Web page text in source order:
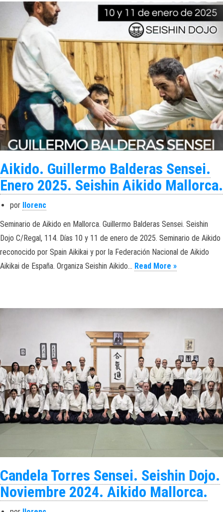
Aikido. Guillermo Balderas Sensei.
Enero 2025. Seishin Aikido Mallorca.
por llorenc
Seminario de Aikido en Mallorca. Guillermo Balderas Sensei. Seishin
Dojo C/Regal, 114. Días 10 y 11 de enero de 2025. Seminario de Aikido
reconocido por Spain Aikikai y por la Federación Nacional de Aikido
Aikikai de España. Organiza Seishin Aikido… Read More »Aikido.
Candela Torres Sensei. Seishin Dojo.
Noviembre 2024. Aikido Mallorca.